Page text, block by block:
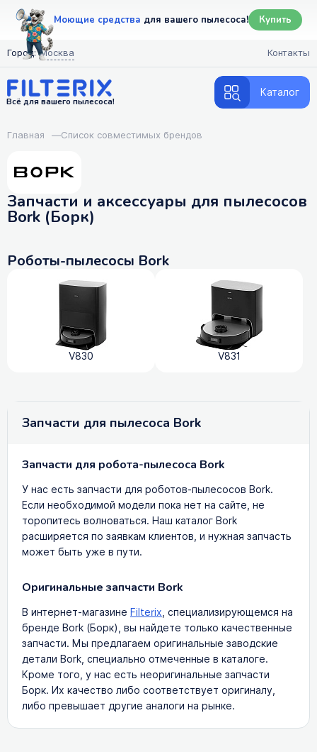
Моющие средства для вашего пылесоса! Купить
Город: Москва Контакты
Всё для вашего пылесоса!
Каталог
Главная —Список совместимых брендов
Запчасти и аксессуары для пылесосов
Bork (Борк)
Роботы-пылесосы Bork
V830 V831
Запчасти для пылесоса Bork
Запчасти для робота-пылесоса Bork
У нас есть запчасти для роботов-пылесосов Bork.
Если необходимой модели пока нет на сайте, не
торопитесь волноваться. Наш каталог Bork
расширяется по заявкам клиентов, и нужная запчасть
может быть уже в пути.
Оригинальные запчасти Bork
В интернет-магазине Filterix, специализирующемся на
бренде Bork (Борк), вы найдете только качественные
запчасти. Мы предлагаем оригинальные заводские
детали Bork, специально отмеченные в каталоге.
Кроме того, у нас есть неоригинальные запчасти
Борк. Их качество либо соответствует оригиналу,
либо превышает другие аналоги на рынке.